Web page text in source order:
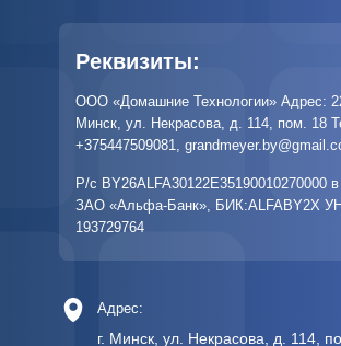
Реквизиты:
ООО «Домашние Технологии» Адрес:
Минск, ул. Некрасова, д. 114, пом. 18
+375447509081,
Р/с BY26ALFA30122E35190010270000
ЗАО «Альфа-Банк», БИК:ALFABY2X
193729764
Адрес:
г. Минск, ул. Некрасова, д. 114,